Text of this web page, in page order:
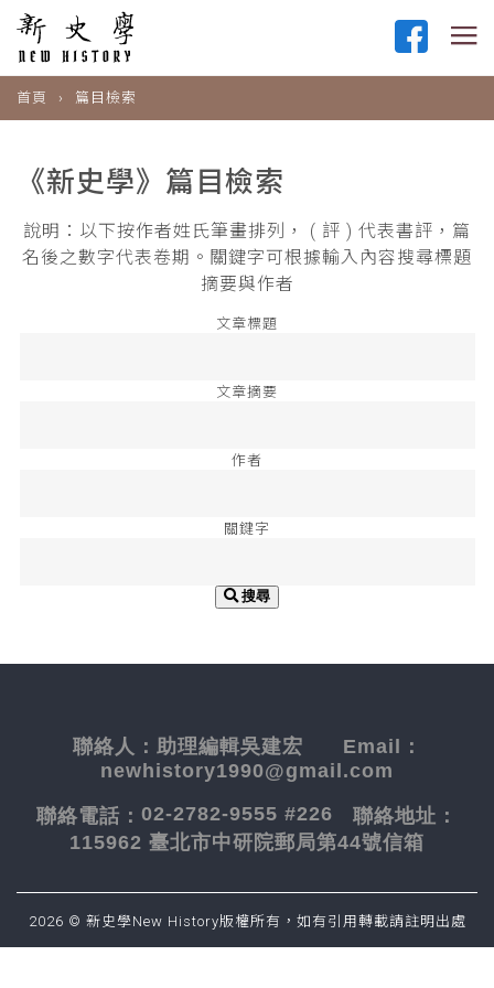
首頁 篇目檢索
《新史學》篇目檢索
說明：以下按作者姓氏筆畫排列， ( 評 ) 代表書評，篇
名後之數字代表卷期。關鍵字可根據輸入內容搜尋標題
摘要與作者
文章標題
文章摘要
作者
關鍵字
搜尋
聯絡人： 助理編輯吳建宏 Email：
newhistory1990@gmail.com
聯絡電話： 02-2782-9555 #226 聯絡地址：
115962 臺北市中研院郵局第44號信箱
2026 © 新史學New History版權所有，如有引用轉載請註明出處